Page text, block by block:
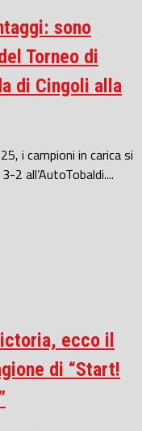
sono
Torneo di
di Cingoli alla
i campioni in carica si
2 all’AutoTobaldi....
ecco il
di “Start!